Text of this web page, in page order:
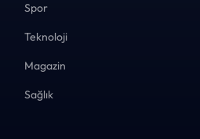
Spor
Teknoloji
Magazin
Sağlık